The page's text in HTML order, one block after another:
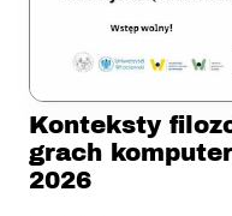
Konteksty
grach
2026